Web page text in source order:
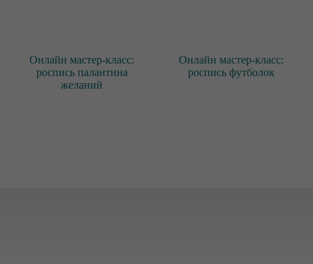
Онлайн мастер-класс:
роспись палантина
желаний
Онлайн мастер-класс:
роспись футболок